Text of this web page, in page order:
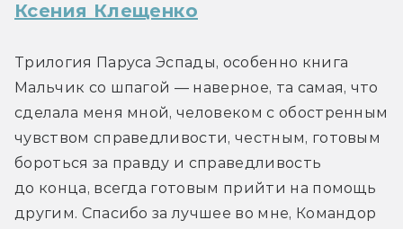
Ксения Клещенко
Трилогия Паруса Эспады, особенно книга
Мальчик со шпагой — наверное, та самая, что
сделала меня мной, человеком с обостренным
чувством справедливости, честным, готовым
бороться за правду и справедливость
до конца, всегда готовым прийти на помощь
другим. Спасибо за лучшее во мне, Командор